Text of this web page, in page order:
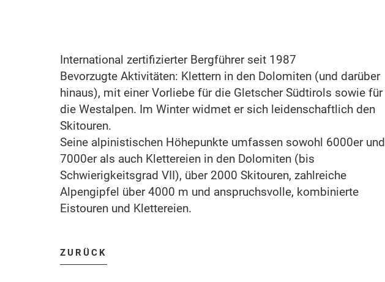
International zertifizierter Bergführer seit 1987
Bevorzugte Aktivitäten: Klettern in den Dolomiten (und darüber
hinaus), mit einer Vorliebe für die Gletscher Südtirols sowie für
die Westalpen. Im Winter widmet er sich leidenschaftlich den
Skitouren.
Seine alpinistischen Höhepunkte umfassen sowohl 6000er und
7000er als auch Klettereien in den Dolomiten (bis
Schwierigkeitsgrad VII), über 2000 Skitouren, zahlreiche
Alpengipfel über 4000 m und anspruchsvolle, kombinierte
Eistouren und Klettereien.
ZURÜCK